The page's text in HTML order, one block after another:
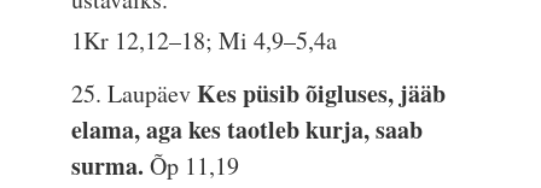
1Kr 12,12–18; Mi 4,9–5,4a
25. LaupäevKes püsib õigluses, jääb
elama, aga kes taotleb kurja, saab
surma.Õp 11,19